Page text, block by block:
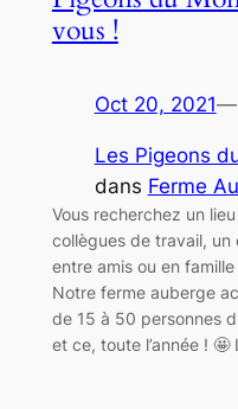
vous !
Oct 20, 2021—
Les Pigeons
dans Ferme
Vous recherchez un
collègues de travail, un
entre amis ou en
Notre ferme auberge
de 15 à 50 personnes
et ce, toute l’année !